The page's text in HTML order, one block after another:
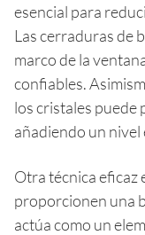
esencial para
Las cerraduras de
marco de la
confiables.
los cristales puede
añadiendo un
Otra técnica eficaz
proporcionen una
actúa como un